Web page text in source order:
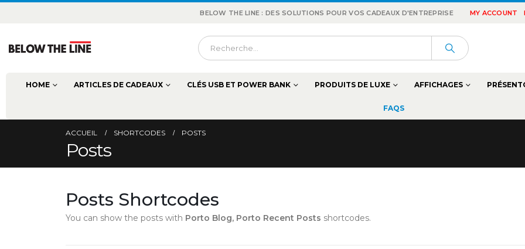
BELOW THE LINE : DES SOLUTIONS POUR VOS CADEAUX D'ENTREPRISE MY ACCOUNT
HOME ARTICLES DE CADEAUX CLÉS USB ET POWER BANK PRODUITS DE LUXE AFFICHAGES
FAQS
ACCUEIL SHORTCODES POSTS
Posts
Posts Shortcodes
You can show the posts with Porto Blog, Porto Recent Posts shortcodes.